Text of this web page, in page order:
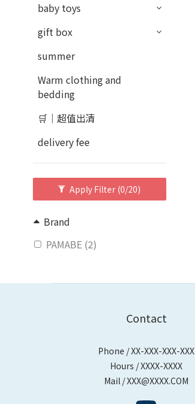
baby toys
gift box
summer
Warm clothing and
bedding
🛒｜超值出清
delivery fee
Apply Filter (0/20)
Brand
PAMABE (2)
Contact
Phone / XX-XXX-XXX-XXX
Hours / XXXX-XXXX
Mail / XXX@XXXX.COM